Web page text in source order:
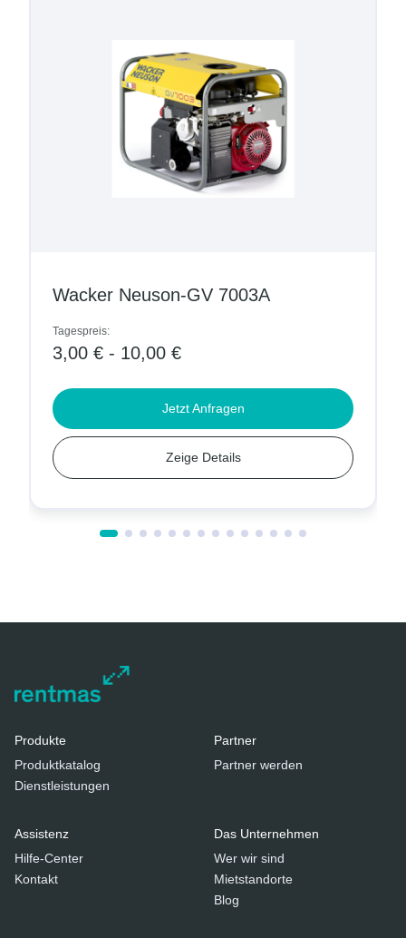
Wacker Neuson-GV 7003A
Tagespreis:
3,00 € - 10,00 €
Zeige Details
Jetzt Anfragen
Produkte
Produktkatalog
Dienstleistungen
Partner
Partner werden
Assistenz
Hilfe-Center
Kontakt
Das Unternehmen
Wer wir sind
Mietstandorte
Blog